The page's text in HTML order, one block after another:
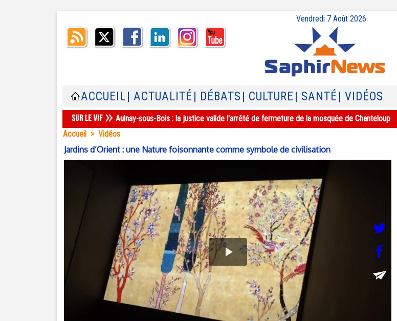
Vendredi 7 Août 2026
ACCUEIL | ACTUALITÉ | DÉBATS | CULTURE | SANTÉ | VIDÉOS
Aulnay-sous-Bois : la justice valide l'arrêté de fermeture de la mosquée de Chanteloup
Accueil > Vidéos
Jardins d’Orient : une Nature foisonnante comme symbole de civilisation